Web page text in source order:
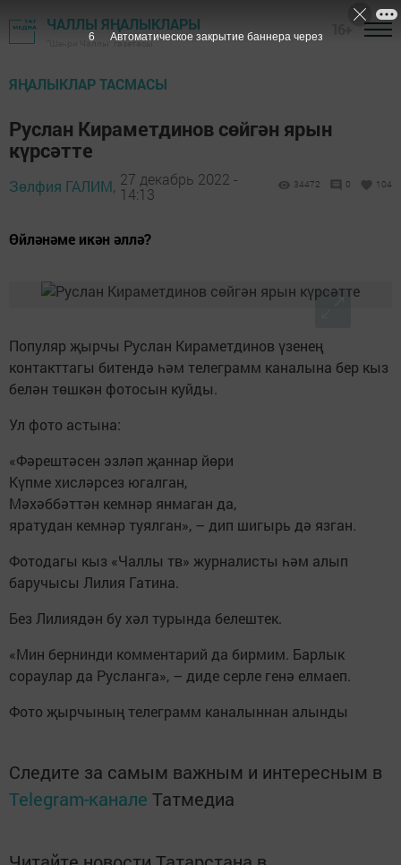
ЧАЛЛЫ ЯҢАЛЫКЛАРЫ
"Шәһри Чаллы" газетасы
ЯҢАЛЫКЛАР ТАСМАСЫ
Руслан Кираметдинов сөйгән ярын
күрсәтте
Зөлфия ГАЛИМ, 27 декабрь 2022 -
14:13
34472 0 104
Өйләнәме икән әллә?
Популяр җырчы Руслан Кираметдинов үзенең
контакттагы битендә һәм телеграмм каналына бер кыз
белән төшкән фотосын куйды.
Ул фото астына:
«Фәрештәсен эзләп җаннар йөри
Күпме хисләрсез югалган,
Мәхәббәттән кемнәр янмаган да,
яратудан кемнәр туялган», – дип шигырь дә язган.
Фотодагы кыз «Чаллы тв» журналисты һәм алып
баручысы Лилия Гатина.
Без Лилиядән бу хәл турында белештек.
«Мин бернинди комментарий да бирмим. Барлык
сораулар да Русланга», – диде серле генә елмаеп.
Фото җырчының телеграмм каналыннан алынды
Следите за самым важным и интересным в
Telegram-канале Татмедиа
5 Автоматическое закрытие баннера через